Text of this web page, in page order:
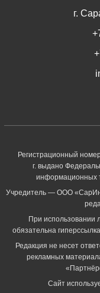
г.
Регистрационный
г. выдано
информационных
Учредитель — ООО
При
обязательна
Редакция не несет
рекламных
Сайт